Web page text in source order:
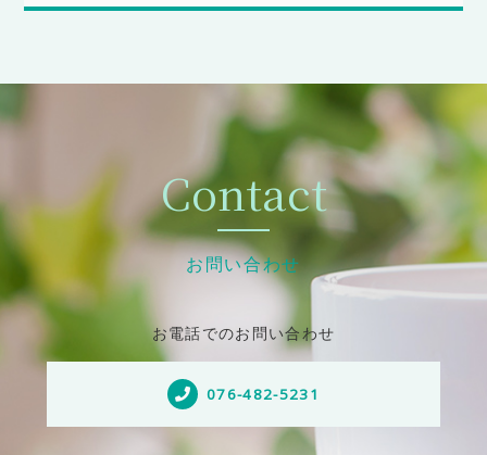
Contact
お問い合わせ
お電話でのお問い合わせ
076-482-5231